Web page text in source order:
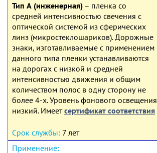
Тип А (инженерная) – пленка со
средней интенсивностью свечения с
оптической системой из сферических
линз (микростеклошариков). Дорожные
знаки, изготавливаемые с применением
данного типа пленки устанавливаются
на дорогах с низкой и средней
интенсивностью движения и общим
количеством полос в одну сторону не
более 4-х. Уровень фонового освещения
низкий. Имеетсертификат соответствия
7 лет